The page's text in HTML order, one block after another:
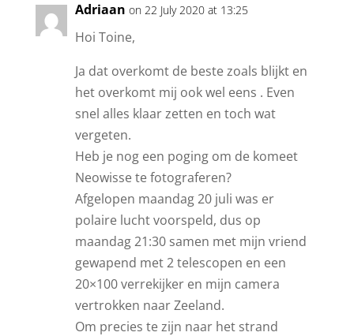
Adriaan on 22 July 2020 at 13:25
Hoi Toine,
Ja dat overkomt de beste zoals blijkt en
het overkomt mij ook wel eens . Even
snel alles klaar zetten en toch wat
vergeten.
Heb je nog een poging om de komeet
Neowisse te fotograferen?
Afgelopen maandag 20 juli was er
polaire lucht voorspeld, dus op
maandag 21:30 samen met mijn vriend
gewapend met 2 telescopen en een
20×100 verrekijker en mijn camera
vertrokken naar Zeeland.
Om precies te zijn naar het strand